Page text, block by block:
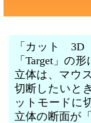
「カット 3D
「Target」の
立体は、マウ
切断したいと
ットモードに
立体の断面が